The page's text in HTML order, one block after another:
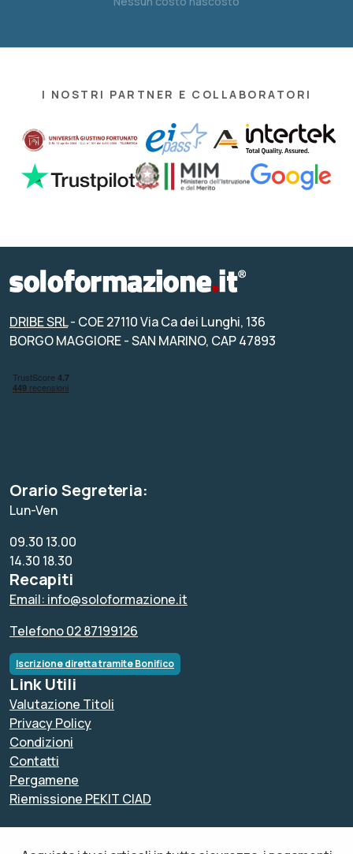
I NOSTRI PARTNER E COLLABORATORI
DRIBE SRL- COE 27110 Via Ca dei Lunghi, 136
BORGO MAGGIORE - SAN MARINO, CAP 47893
Orario Segreteria:
Lun-Ven
09.30 13.00
14.30 18.30
Recapiti
Email: info@soloformazione.it
Telefono 02 87199126
Iscrizione diretta tramite Bonifico
Link Utili
Valutazione Titoli
Privacy Policy
Condizioni
Contatti
Pergamene
Riemissione PEKIT CIAD